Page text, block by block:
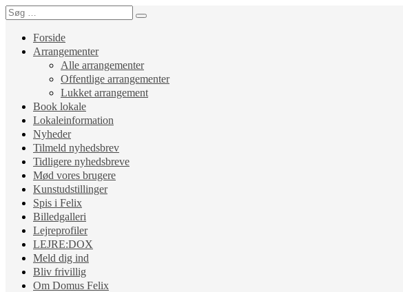
Forside
Arrangementer
Alle arrangementer
Offentlige arrangementer
Lukket arrangement
Book lokale
Lokaleinformation
Nyheder
Tilmeld nyhedsbrev
Tidligere nyhedsbreve
Mød vores brugere
Kunstudstillinger
Spis i Felix
Billedgalleri
Lejreprofiler
LEJRE:DOX
Meld dig ind
Bliv frivillig
Om Domus Felix